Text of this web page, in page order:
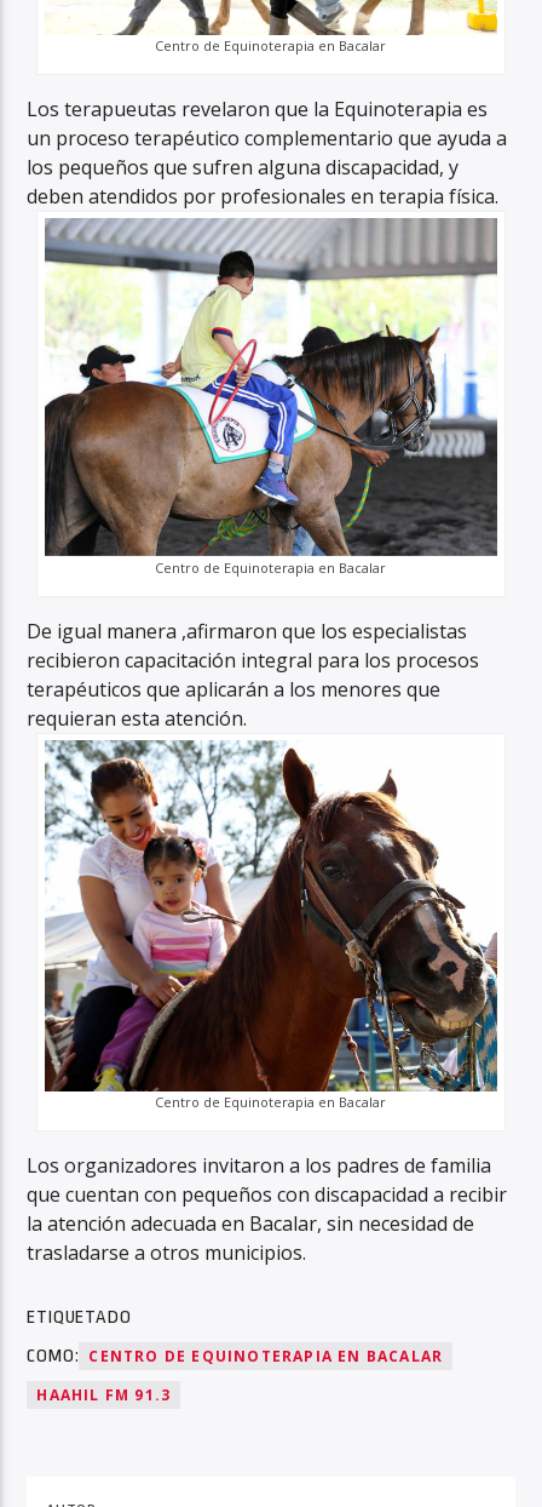
Centro de Equinoterapia en Bacalar
Los terapueutas revelaron que la Equinoterapia es
un proceso terapéutico complementario que ayuda a
los pequeños que sufren alguna discapacidad, y
deben atendidos por profesionales en terapia física.
Centro de Equinoterapia en Bacalar
De igual manera ,afirmaron que los especialistas
recibieron capacitación integral para los procesos
terapéuticos que aplicarán a los menores que
requieran esta atención.
Centro de Equinoterapia en Bacalar
Los organizadores invitaron a los padres de familia
que cuentan con pequeños con discapacidad a recibir
la atención adecuada en Bacalar, sin necesidad de
trasladarse a otros municipios.
ETIQUETADO
COMO: CENTRO DE EQUINOTERAPIA EN BACALAR
HAAHIL FM 91.3